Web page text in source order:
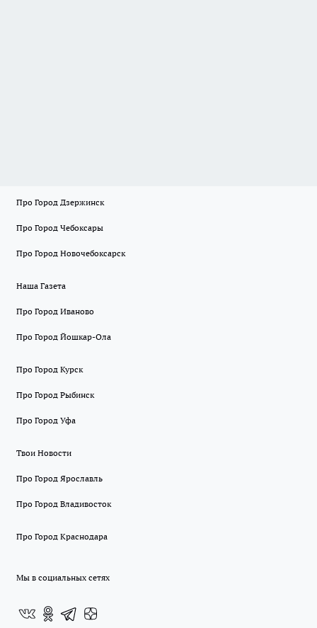
Про Город Дзержинск
Про Город Чебоксары
Про Город Новочебоксарск
Наша Газета
Про Город Иваново
Про Город Йошкар-Ола
Про Город Курск
Про Город Рыбинск
Про Город Уфа
Твои Новости
Про Город Ярославль
Про Город Владивосток
Про Город Краснодара
Мы в социальных сетях